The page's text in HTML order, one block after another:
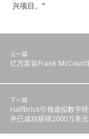
兴项目。”
上一篇
亿万富翁Frank McCourt
下一篇
Halfbrick引领虚拟数字
并已成功获得2000万美